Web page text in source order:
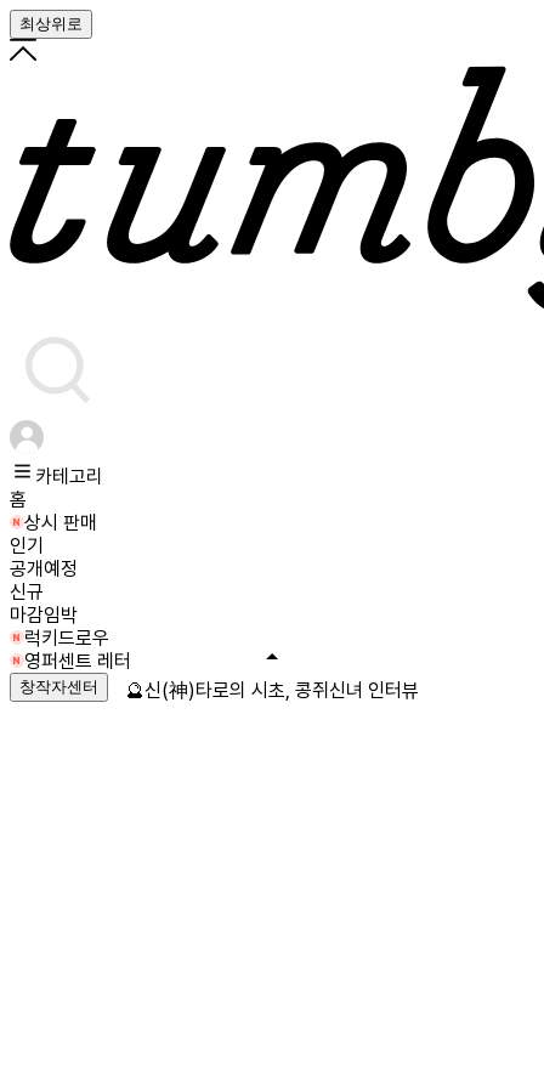
최상위로
카테고리
홈
상시 판매
인기
공개예정
신규
마감임박
럭키드로우
영퍼센트 레터
창작자센터 🔮신(神)타로의 시초, 콩쥐신녀 인터뷰